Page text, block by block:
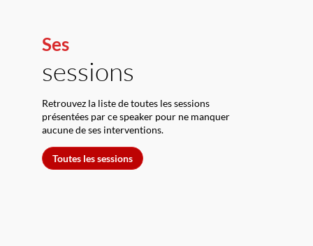
Ses
sessions
Retrouvez la liste de toutes les sessions
présentées par ce speaker pour ne manquer
aucune de ses interventions.
Toutes les sessions